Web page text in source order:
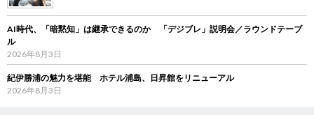
AI時代、「暗黙知」は継承できるのか 「デジブレ」説明会／ラウンドテーブ
ル
2026年8月3日
紀伊勝浦の魅力を堪能 ホテル浦島、日昇館をリニューアル
2026年8月3日